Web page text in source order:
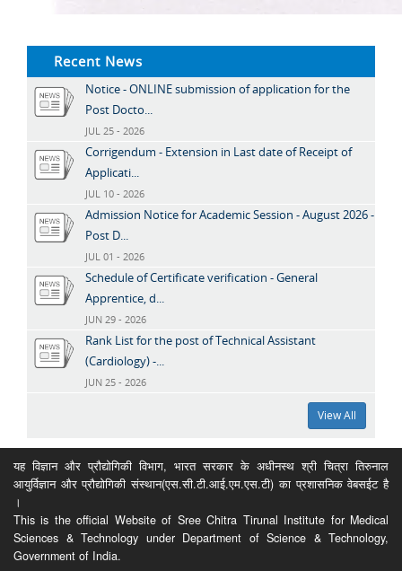
Recent News
Notice - ONLINE submission of application for the
Post Docto...
JUL 25 - 2026
Corrigendum - Extension in Last date of Receipt of
Applicati...
JUL 10 - 2026
Admission Notice for Academic Session - August 2026 -
Post D...
JUL 01 - 2026
Schedule of Certificate verification - General
Apprentice, d...
JUN 29 - 2026
Rank List for the post of Technical Assistant
(Cardiology) -...
JUN 25 - 2026
View All
यह विज्ञान और प्रौद्योगिकी विभाग, भारत सरकार के अधीनस्थ श्री चित्रा तिरुनाल
आयुर्विज्ञान और प्रौद्योगिकी संस्थान(एस.सी.टी.आई.एम.एस.टी) का प्रशासनिक वेबसईट है
।
This is the official Website of Sree Chitra Tirunal Institute for Medical
Sciences & Technology under Department of Science & Technology,
Government of India.